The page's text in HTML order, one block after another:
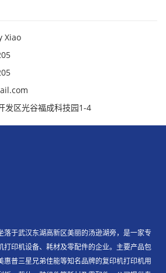
Xiao
发区光谷福成科技园1-4
落于武汉东湖高新区美丽的汤逊湖旁，是一家专
打印机设备、耗材及零配件的企业。主要产品包
惠普三星兄弟佳能等知名品牌的复印机打印机用